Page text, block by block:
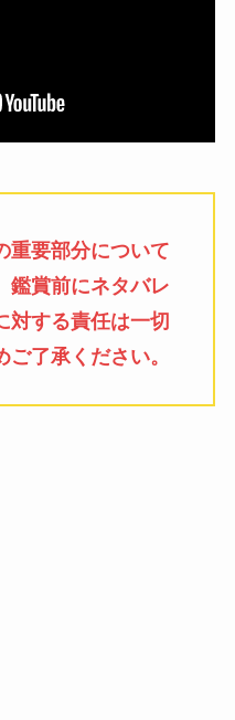
重要部分について
鑑賞前にネタバレ
対する責任は一切
了承ください。